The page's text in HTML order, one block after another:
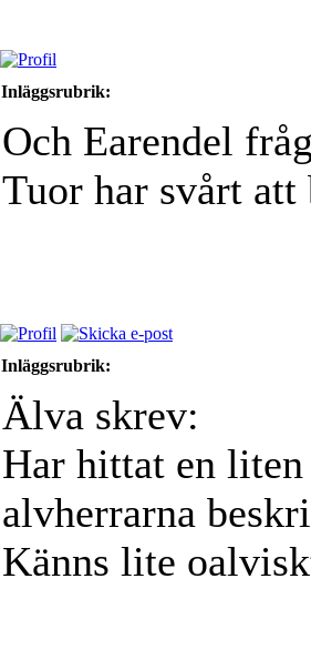
Inläggsrubrik:
Och Earendel
Tuor har svårt att
Inläggsrubrik:
Älva skrev:
Har hittat en
alvherrarna
Känns lite